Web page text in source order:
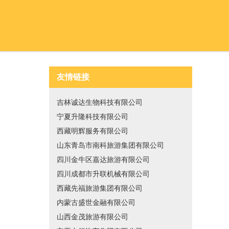
友情链接
吉林诚达生物科技有限公司
宁夏升隆科技有限公司
西藏明辉服务有限公司
山东青岛市南科旅游集团有限公司
四川金牛区嘉达旅游有限公司
四川成都市升联机械有限公司
西藏先福旅游集团有限公司
内蒙古盛世金融有限公司
山西金茂旅游有限公司